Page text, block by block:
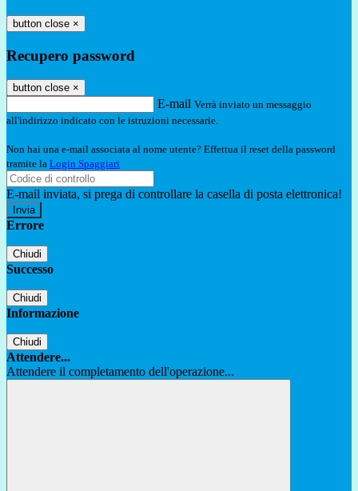
button close ×
Recupero password
button close ×
E-mail Verrà inviato un messaggio
all'indirizzo indicato con le istruzioni necessarie.
Non hai una e-mail associata al nome utente? Effettua il reset della password
tramite la Login Spaggiari
E-mail inviata, si prega di controllare la casella di posta elettronica!
Errore
Chiudi
Successo
Chiudi
Informazione
Chiudi
Attendere...
Attendere il completamento dell'operazione...